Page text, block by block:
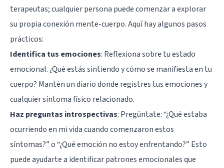
terapeutas; cualquier persona puede comenzar a explorar
su propia conexión mente-cuerpo. Aquí hay algunos pasos
prácticos:
Identifica tus emociones: Reflexiona sobre tu estado
emocional. ¿Qué estás sintiendo y cómo se manifiesta en tu
cuerpo? Mantén un diario donde registres tus emociones y
cualquier síntoma físico relacionado.
Haz preguntas introspectivas: Pregúntate: “¿Qué estaba
ocurriendo en mi vida cuando comenzaron estos
síntomas?” o “¿Qué emoción no estoy enfrentando?” Esto
puede ayudarte a identificar patrones emocionales que